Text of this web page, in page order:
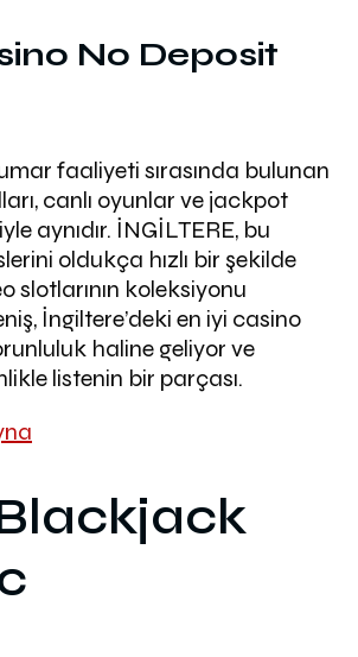
No Deposit
faaliyeti sırasında bulunan
canlı oyunlar ve jackpot
aynıdır. İNGİLTERE, bu
oldukça hızlı bir şekilde
slotlarının koleksiyonu
İngiltere’deki en iyi casino
haline geliyor ve
listenin bir parçası.